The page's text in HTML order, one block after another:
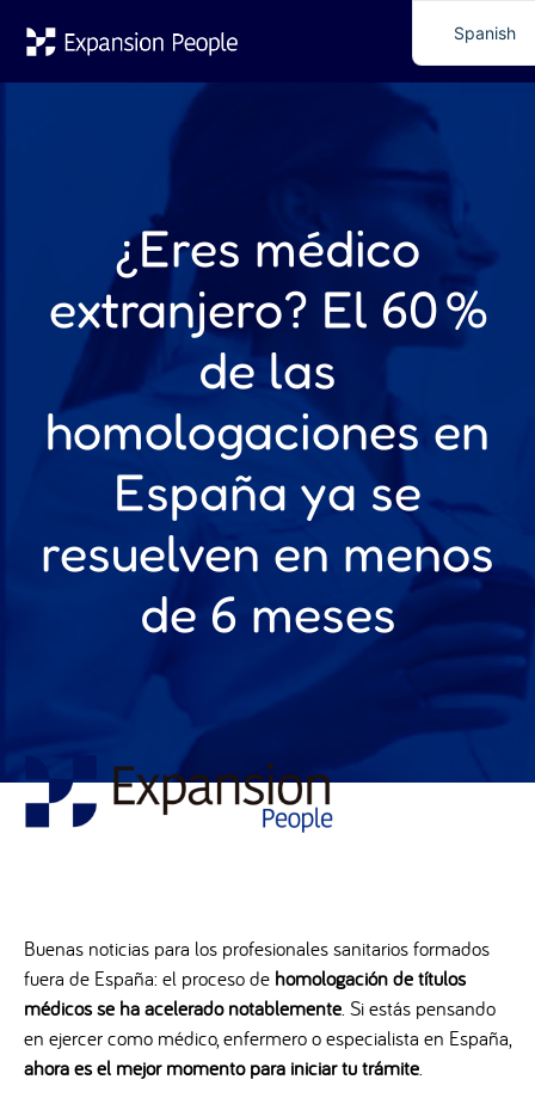
¿Eres médico
extranjero? El 60 %
de las
homologaciones en
España ya se
resuelven en menos
de 6 meses
Buenas noticias para los profesionales sanitarios formados
fuera de España: el proceso de homologación de títulos
médicos se ha acelerado notablemente. Si estás pensando
en ejercer como médico, enfermero o especialista en España,
ahora es el mejor momento para iniciar tu trámite.
Spanish
English